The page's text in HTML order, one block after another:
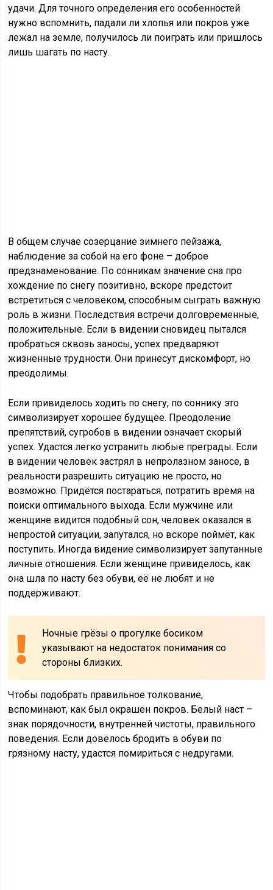
удачи. Для точного определения его особенностей
нужно вспомнить, падали ли хлопья или покров уже
лежал на земле, получилось ли поиграть или пришлось
лишь шагать по насту.
В общем случае созерцание зимнего пейзажа,
наблюдение за собой на его фоне – доброе
предзнаменование. По сонникам значение сна про
хождение по снегу позитивно, вскоре предстоит
встретиться с человеком, способным сыграть важную
роль в жизни. Последствия встречи долговременные,
положительные. Если в видении сновидец пытался
пробраться сквозь заносы, успех предваряют
жизненные трудности. Они принесут дискомфорт, но
преодолимы.
Если привиделось ходить по снегу, по соннику это
символизирует хорошее будущее. Преодоление
препятствий, сугробов в видении означает скорый
успех. Удастся легко устранить любые преграды. Если
в видении человек застрял в непролазном заносе, в
реальности разрешить ситуацию не просто, но
возможно. Придётся постараться, потратить время на
поиски оптимального выхода. Если мужчине или
женщине видится подобный сон, человек оказался в
непростой ситуации, запутался, но вскоре поймёт, как
поступить. Иногда видение символизирует запутанные
личные отношения. Если женщине привиделось, как
она шла по насту без обуви, её не любят и не
поддерживают.
Ночные грёзы о прогулке босиком
указывают на недостаток понимания со
стороны близких.
Чтобы подобрать правильное толкование,
вспоминают, как был окрашен покров. Белый наст –
знак порядочности, внутренней чистоты, правильного
поведения. Если довелось бродить в обуви по
грязному насту, удастся помириться с недругами.